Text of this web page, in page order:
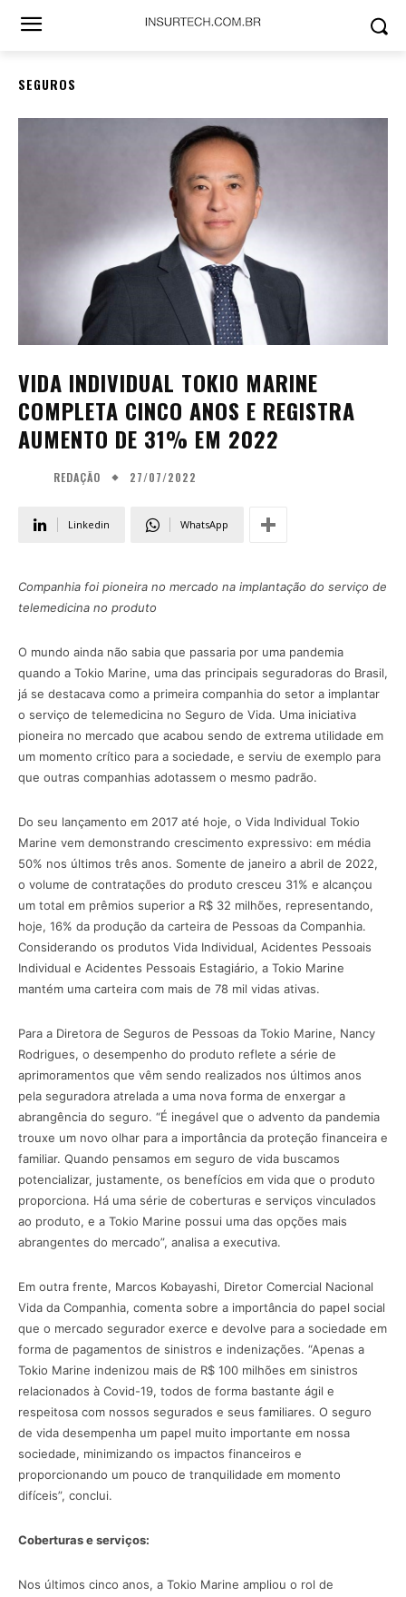
SEGUROS
VIDA INDIVIDUAL TOKIO MARINE
COMPLETA CINCO ANOS E REGISTRA
AUMENTO DE 31% EM 2022
REDAÇÃO 27/07/2022
Linkedin WhatsApp
Companhia foi pioneira no mercado na implantação do serviço de
telemedicina no produto
O mundo ainda não sabia que passaria por uma pandemia
quando a Tokio Marine, uma das principais seguradoras do Brasil,
já se destacava como a primeira companhia do setor a implantar
o serviço de telemedicina no Seguro de Vida. Uma iniciativa
pioneira no mercado que acabou sendo de extrema utilidade em
um momento crítico para a sociedade, e serviu de exemplo para
que outras companhias adotassem o mesmo padrão.
Do seu lançamento em 2017 até hoje, o Vida Individual Tokio
Marine vem demonstrando crescimento expressivo: em média
50% nos últimos três anos. Somente de janeiro a abril de 2022,
o volume de contratações do produto cresceu 31% e alcançou
um total em prêmios superior a R$ 32 milhões, representando,
hoje, 16% da produção da carteira de Pessoas da Companhia.
Considerando os produtos Vida Individual, Acidentes Pessoais
Individual e Acidentes Pessoais Estagiário, a Tokio Marine
mantém uma carteira com mais de 78 mil vidas ativas.
Para a Diretora de Seguros de Pessoas da Tokio Marine, Nancy
Rodrigues, o desempenho do produto reflete a série de
aprimoramentos que vêm sendo realizados nos últimos anos
pela seguradora atrelada a uma nova forma de enxergar a
abrangência do seguro. “É inegável que o advento da pandemia
trouxe um novo olhar para a importância da proteção financeira e
familiar. Quando pensamos em seguro de vida buscamos
potencializar, justamente, os benefícios em vida que o produto
proporciona. Há uma série de coberturas e serviços vinculados
ao produto, e a Tokio Marine possui uma das opções mais
abrangentes do mercado”, analisa a executiva.
Em outra frente, Marcos Kobayashi, Diretor Comercial Nacional
Vida da Companhia, comenta sobre a importância do papel social
que o mercado segurador exerce e devolve para a sociedade em
forma de pagamentos de sinistros e indenizações. “Apenas a
Tokio Marine indenizou mais de R$ 100 milhões em sinistros
relacionados à Covid-19, todos de forma bastante ágil e
respeitosa com nossos segurados e seus familiares. O seguro
de vida desempenha um papel muito importante em nossa
sociedade, minimizando os impactos financeiros e
proporcionando um pouco de tranquilidade em momento
difíceis”, conclui.
Coberturas e serviços:
Nos últimos cinco anos, a Tokio Marine ampliou o rol de